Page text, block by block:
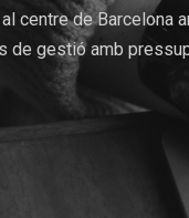
centre de Barcelona
de gestió amb